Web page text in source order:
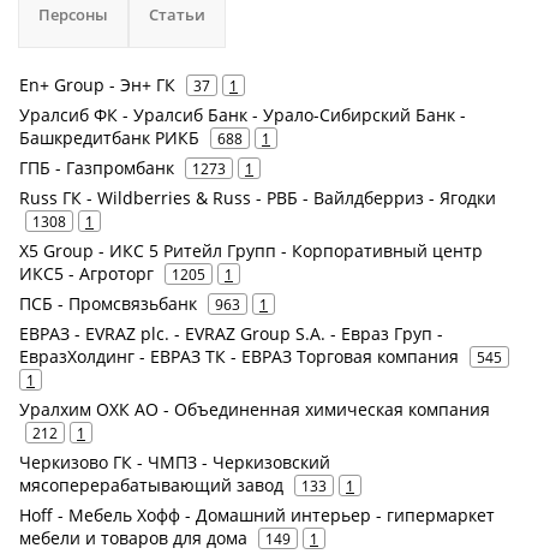
Персоны Статьи
En+ Group - Эн+ ГК 37 1
Уралсиб ФК - Уралсиб Банк - Урало-Сибирский Банк -
Башкредитбанк РИКБ
688 1
ГПБ - Газпромбанк 1273 1
Russ ГК - Wildberries & Russ - РВБ - Вайлдберриз - Ягодки
1308 1
X5 Group - ИКС 5 Ритейл Групп - Корпоративный центр
ИКС5 - Агроторг
1205 1
ПСБ - Промсвязьбанк 963 1
ЕВРАЗ - EVRAZ plc. - EVRAZ Group S.A. - Евраз Груп -
ЕвразХолдинг - ЕВРАЗ ТК - ЕВРАЗ Торговая компания
545
1
Уралхим ОХК АО - Объединенная химическая компания
212 1
Черкизово ГК - ЧМПЗ - Черкизовский
мясоперерабатывающий завод
133 1
Hoff - Мебель Хофф - Домашний интерьер - гипермаркет
мебели и товаров для дома
149 1